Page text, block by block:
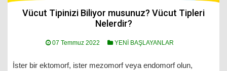
Vücut Tipinizi Biliyor musunuz? Vücut Tipleri
Nelerdir?
07 Temmuz 2022 YENİ BAŞLAYANLAR
İster bir ektomorf, ister mezomorf veya endomorf olun,